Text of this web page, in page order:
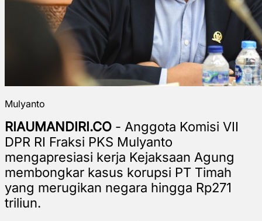
Mulyanto
RIAUMANDIRI.CO - Anggota Komisi VII
DPR RI Fraksi PKS Mulyanto
mengapresiasi kerja Kejaksaan Agung
membongkar kasus korupsi PT Timah
yang merugikan negara hingga Rp271
triliun.